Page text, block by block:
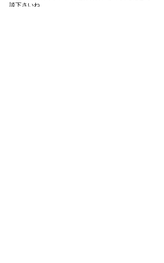
談下さいね